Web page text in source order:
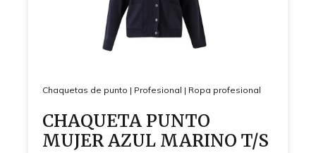
Chaquetas de punto | Profesional | Ropa profesional
CHAQUETA PUNTO
MUJER AZUL MARINO T/S